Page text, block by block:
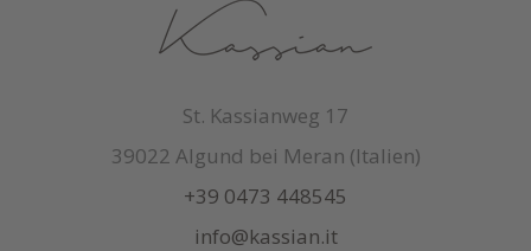
St. Kassianweg 17
39022 Algund bei Meran (Italien)
+39 0473 448545
info@kassian.it